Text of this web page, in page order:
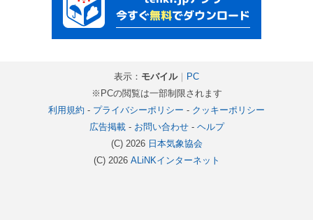
表示： モバイル｜
PC
※PCの閲覧は一部制限されます
利用規約 - プライバシーポリシー - クッキーポリシー
広告掲載- お問い合わせ- ヘルプ
(C) 2026 日本気象協会
(C) 2026 ALiNKインターネット